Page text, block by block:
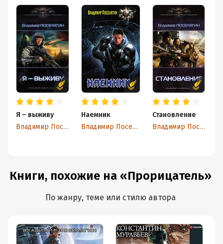
Я – выживу
Владимир Поселягин
Наемник
Владимир Поселягин
Становление
Владимир Поселягин
Книги, похожие на «Прорицатель»
По жанру, теме или стилю автора